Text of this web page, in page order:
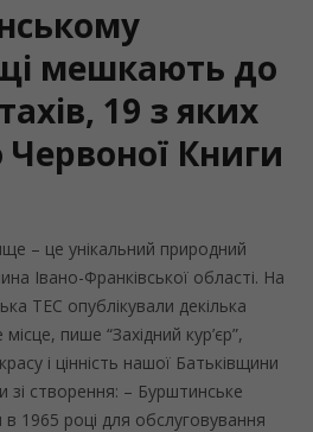
мешкають до
19 з яких
Червоної Книги
– це унікальний природний
Івано-Франківської області. На
ТЕС опублікували декілька
пише “Західний кур’єр”,
і цінність нашої Батьківщини
створення: – Бурштинське
1965 році для обслуговування